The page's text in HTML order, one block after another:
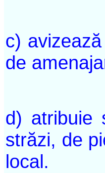
c)
de
d) atribuie
străzi, de
local.